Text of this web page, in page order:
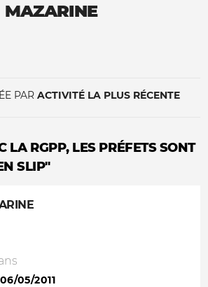
MAZARINE
PAR ACTIVITÉ LA PLUS RÉCENTE
LA RGPP, LES PRÉFETS SONT
SLIP"
05/2011